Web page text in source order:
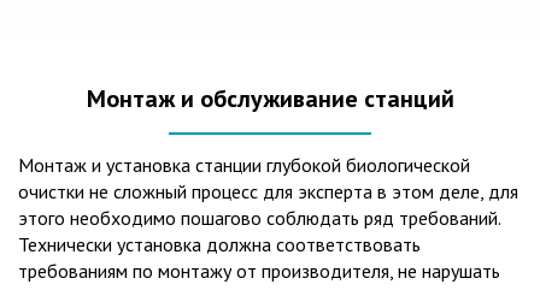
Монтаж и обслуживание станций
Монтаж и установка станции глубокой биологической
очистки не сложный процесс для эксперта в этом деле, для
этого необходимо пошагово соблюдать ряд требований.
Технически установка должна соответствовать
требованиям по монтажу от производителя, не нарушать